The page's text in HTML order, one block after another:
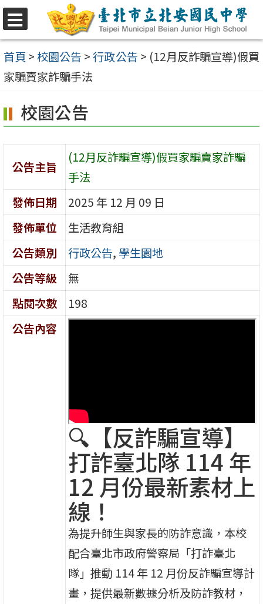
選
單
跳
至
主
要
容
區
首頁 >校園公告 >行政公告 > (12月反詐騙宣導)假買
家騙賣家詐騙手法
校園公告
公告主旨
(12月反詐騙宣導)假買家騙賣家詐騙
手法
發佈日期
2025 年 12 月 09 日
發佈單位
生活教育組
公告類別
行政公告, 學生園地
公告等級
無
點閱次數
198
公告內容
🔍【反詐騙宣導】
打詐臺北隊 114 年
12 月份最新素材上
線！
為提升師生與家長的防詐意識，本校
配合臺北市政府警察局「打詐臺北
隊」推動 114 年 12 月份反詐騙宣導計
畫，提供最新數據分析及防詐教材，